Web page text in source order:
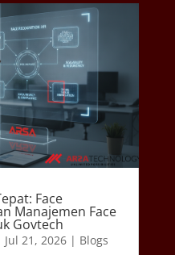
Face
Manajemen Face
Govtech
Jul 21, 2026| Blogs